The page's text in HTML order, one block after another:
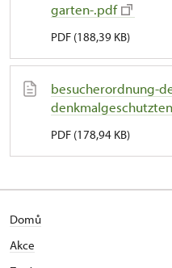
garten-.pdf
PDF (188,39 KB)
besucherordnung-
PDF (178,94 KB)
Domů
Akce